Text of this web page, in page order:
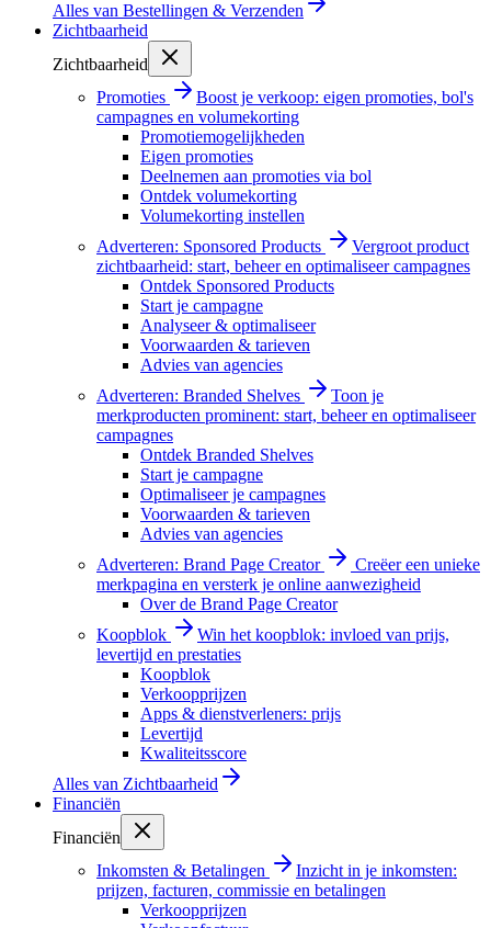
Alles van Bestellingen & Verzenden
Zichtbaarheid
Zichtbaarheid
Promoties
Boost je verkoop: eigen promoties, bol's
campagnes en volumekorting
Promotiemogelijkheden
Eigen promoties
Deelnemen aan promoties via bol
Ontdek volumekorting
Volumekorting instellen
Adverteren: Sponsored Products
Vergroot product
zichtbaarheid: start, beheer en optimaliseer campagnes
Ontdek Sponsored Products
Start je campagne
Analyseer & optimaliseer
Voorwaarden & tarieven
Advies van agencies
Adverteren: Branded Shelves
Toon je
merkproducten prominent: start, beheer en optimaliseer
campagnes
Ontdek Branded Shelves
Start je campagne
Optimaliseer je campagnes
Voorwaarden & tarieven
Advies van agencies
Adverteren: Brand Page Creator
Creëer een unieke
merkpagina en versterk je online aanwezigheid
Over de Brand Page Creator
Koopblok
Win het koopblok: invloed van prijs,
levertijd en prestaties
Koopblok
Verkoopprijzen
Apps & dienstverleners: prijs
Levertijd
Kwaliteitsscore
Alles van Zichtbaarheid
Financiën
Financiën
Inkomsten & Betalingen
Inzicht in je inkomsten:
prijzen, facturen, commissie en betalingen
Verkoopprijzen